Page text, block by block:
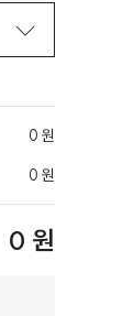
0 원
0 원
0 원